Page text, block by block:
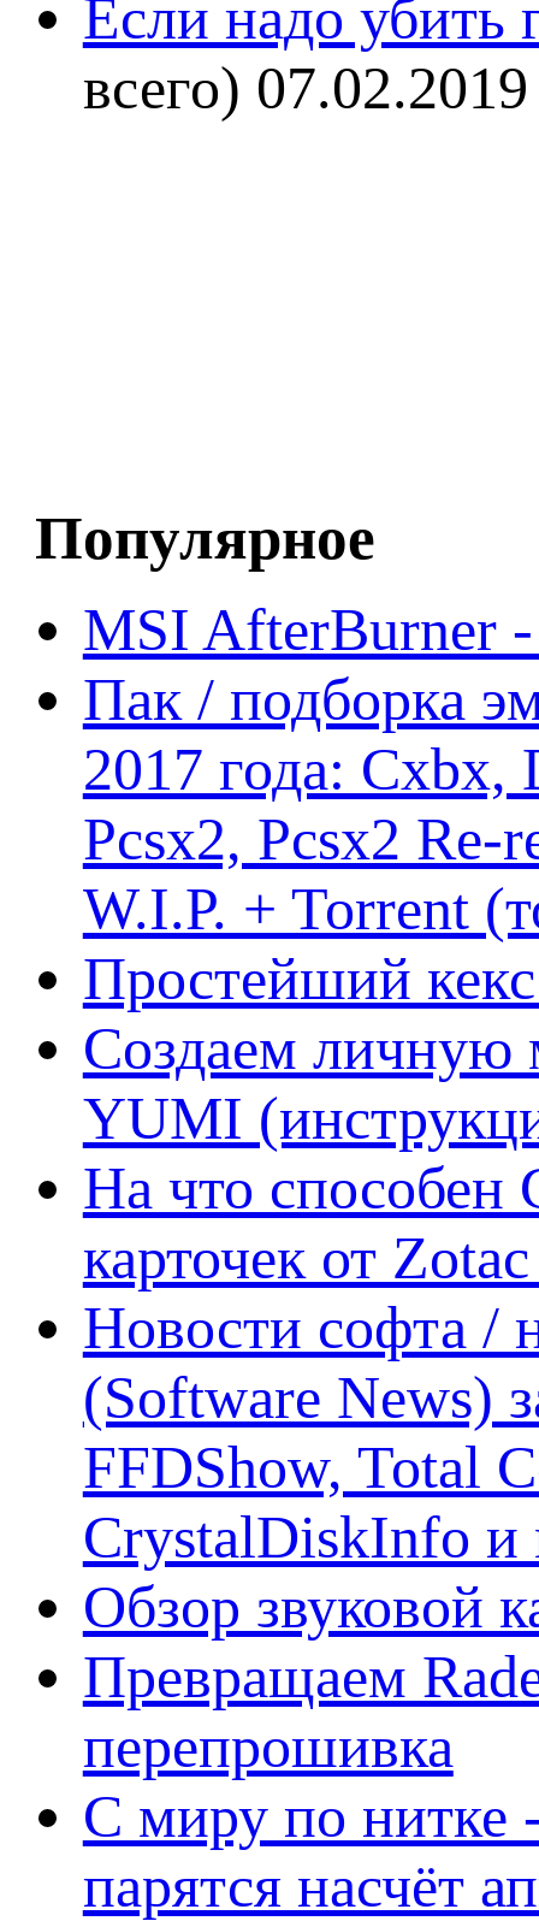
Если надо убить
всего) 07.02.2019
Популярное
MSI AfterBurner
Пак / подборка
2017 года:
Pcsx2, Pcsx2
W.I.P. + Torrent
Простейший кекс
Создаем личную
YUMI
На что способен
карточек от
Новости софта /
(Software News)
FFDShow, Total
CrystalDiskInfo и
Обзор звуковой
Превращаем
перепрошивка
С миру по нитке
парятся насчёт